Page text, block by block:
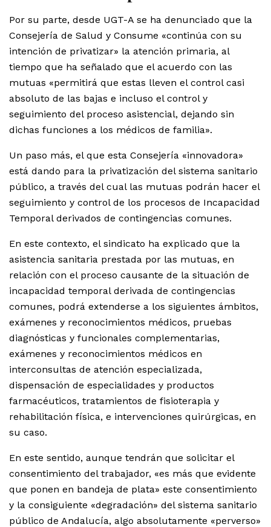
Por su parte, desde UGT-A se ha denunciado que la
Consejería de Salud y Consume «continúa con su
intención de privatizar» la atención primaria, al
tiempo que ha señalado que el acuerdo con las
mutuas «permitirá que estas lleven el control casi
absoluto de las bajas e incluso el control y
seguimiento del proceso asistencial, dejando sin
dichas funciones a los médicos de familia».
Un paso más, el que esta Consejería «innovadora»
está dando para la privatización del sistema sanitario
público, a través del cual las mutuas podrán hacer el
seguimiento y control de los procesos de Incapacidad
Temporal derivados de contingencias comunes.
En este contexto, el sindicato ha explicado que la
asistencia sanitaria prestada por las mutuas, en
relación con el proceso causante de la situación de
incapacidad temporal derivada de contingencias
comunes, podrá extenderse a los siguientes ámbitos,
exámenes y reconocimientos médicos, pruebas
diagnósticas y funcionales complementarias,
exámenes y reconocimientos médicos en
interconsultas de atención especializada,
dispensación de especialidades y productos
farmacéuticos, tratamientos de fisioterapia y
rehabilitación física, e intervenciones quirúrgicas, en
su caso.
En este sentido, aunque tendrán que solicitar el
consentimiento del trabajador, «es más que evidente
que ponen en bandeja de plata» este consentimiento
y la consiguiente «degradación» del sistema sanitario
público de Andalucía, algo absolutamente «perverso»